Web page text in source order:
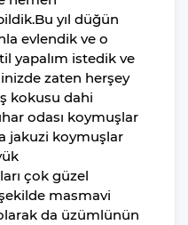
yıl düğün
evlendik ve o
yapalım istedik ve
zaten herşey
kokusu dahi
odası koymuşlar
jakuzi koymuşlar
çok güzel
masmavi
da üzümlünün